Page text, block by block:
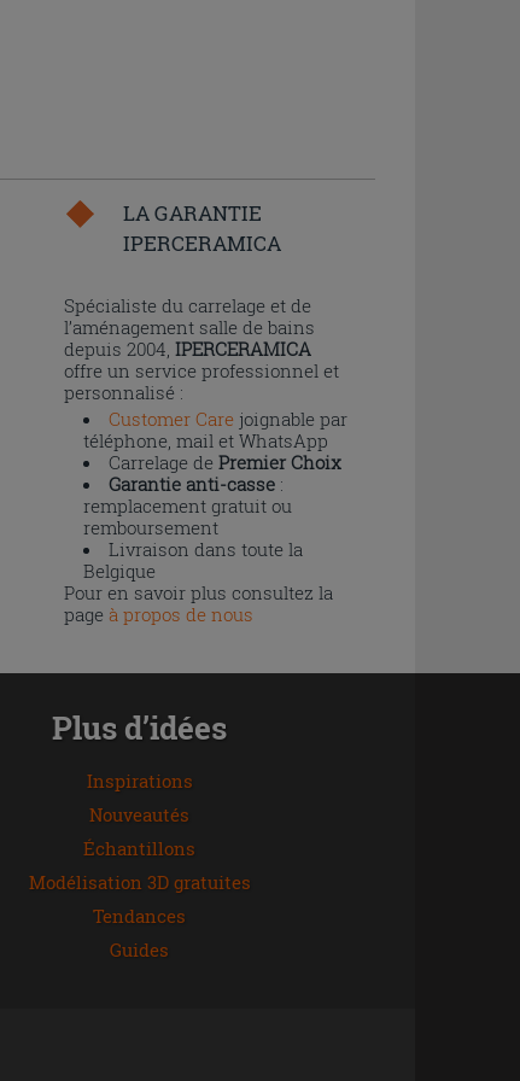
LA GARANTIE
IPERCERAMICA
Spécialiste du carrelage et de
l’aménagement salle de bains
depuis 2004, IPERCERAMICA
offre un service professionnel et
personnalisé :
Customer Carejoignable par
téléphone, mail et WhatsApp
Carrelage de Premier Choix
Garantie anti-casse:
remplacement gratuit ou
remboursement
Livraison dans toute la
Belgique
Pour en savoir plus consultez la
page à propos de nous
Plus d’idées
Inspirations
Nouveautés
Échantillons
Modélisation 3D gratuites
Tendances
Guides